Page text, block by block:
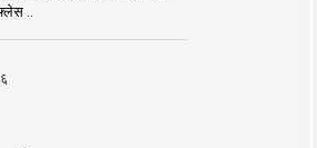
..